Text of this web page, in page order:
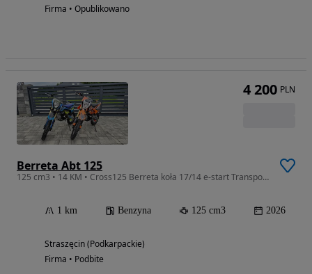
Firma • Opublikowano
Berreta Abt 125
125 cm3 • 14 KM • Cross125 Berreta koła 17/14 e-start Transport Raty Asix Barton
1 km Benzyna 125 cm3 2026
Straszęcin (Podkarpackie)
Firma • Podbite
4 200 PLN